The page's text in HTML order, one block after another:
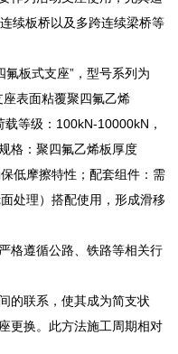
续板桥以及多跨连续梁桥等
氟板式支座”，型号系列为
表面粘覆聚四氟乙烯
载等级：100kN-10000kN，
格：聚四氟乙烯板厚度
低摩擦特性；配套组件：需
处理）搭配使用，形成滑移
格遵循公路、铁路等相关行
的联系，使其成为简支状
更换。此方法施工周期相对